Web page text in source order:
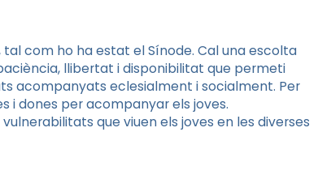
tal com ho ha estat el Sínode. Cal una escolta
llibertat i disponibilitat que permeti
acompanyats eclesialment i socialment. Per
i dones per acompanyar els joves.
que viuen els joves en les diverses